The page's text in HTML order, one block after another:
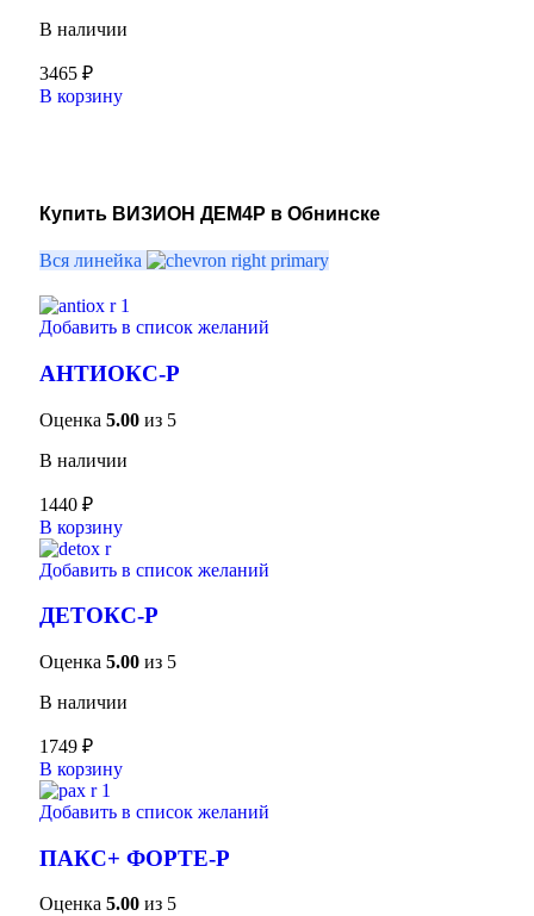
В наличии
3465 ₽
В корзину
Купить ВИЗИОН ДЕМ4Р в Обнинске
Вся линейка
Добавить в список желаний
АНТИОКС-Р
Оценка 5.00 из 5
В наличии
1440 ₽
В корзину
Добавить в список желаний
ДЕТОКС-Р
Оценка 5.00 из 5
В наличии
1749 ₽
В корзину
Добавить в список желаний
ПАКС+ ФОРТЕ-Р
Оценка 5.00 из 5